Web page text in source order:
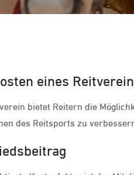
eines
bietet Reitern die
des Reitsports zu